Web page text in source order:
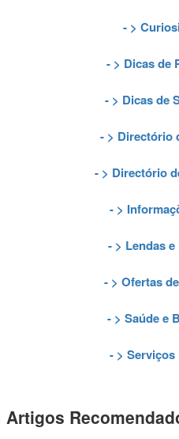
- >
- > Dicas de
- > Dicas de
- > Directório
- > Directório
- >
- > Lendas
- > Ofertas
- > Saúde e
- >
Artigos